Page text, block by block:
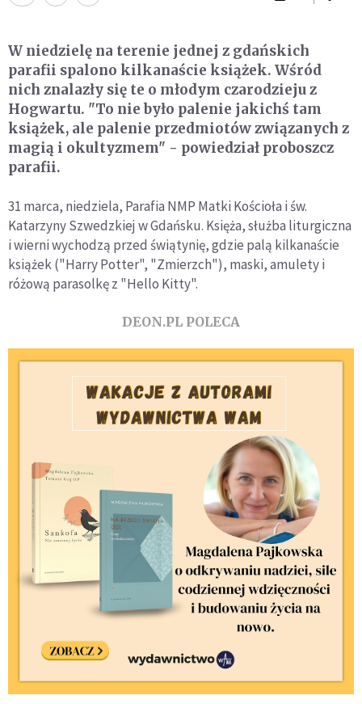
W niedzielę na terenie jednej z gdańskich
parafii spalono kilkanaście książek. Wśród
nich znalazły się te o młodym czarodzieju z
Hogwartu. "To nie było palenie jakichś tam
książek, ale palenie przedmiotów związanych z
magią i okultyzmem" - powiedział proboszcz
parafii.
31 marca, niedziela, Parafia NMP Matki Kościoła i św.
Katarzyny Szwedzkiej w Gdańsku. Księża, służba liturgiczna
i wierni wychodzą przed świątynię, gdzie palą kilkanaście
książek ("Harry Potter", "Zmierzch"), maski, amulety i
różową parasolkę z "Hello Kitty".
DEON.PL POLECA